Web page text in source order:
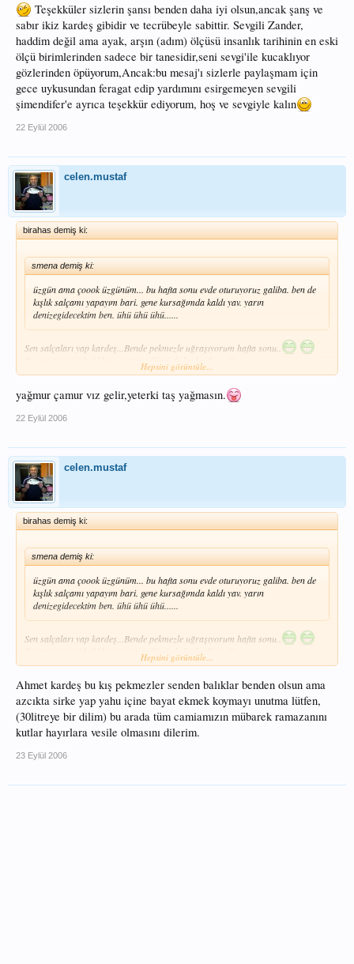
Teşekküler sizlerin şansı benden daha iyi olsun,ancak şanş ve
sabır ikiz kardeş gibidir ve tecrübeyle sabittir. Sevgili Zander,
haddim değil ama ayak, arşın (adım) ölçüsü insanlık tarihinin en eski
ölçü birimlerinden sadece bir tanesidir,seni sevgi'ile kucaklıyor
gözlerinden öpüyorum,Ancak:bu mesaj'ı sizlerle paylaşmam için
gece uykusundan feragat edip yardımını esirgemeyen sevgili
şimendifer'e ayrıca teşekkür ediyorum, hoş ve sevgiyle kalın
22 Eylül 2006
celen.mustaf
birahas demiş ki:
smena demiş ki:
üzgün ama çoook üzgünüm... bu hafta sonu evde oturuyoruz galiba. ben de
kışlık salçamı yapayım bari. gene kursağımda kaldı yav. yarın
denizegidecektim ben. ühü ühü ühü......
Sen salçaları yap kardeş...Bende pekmezle uğraşıyorum hafta sonu..
Pazartesi günü balıkları görünce ikimizde keşke diyeceğiz...
Balıkçı ne yağmur dinler ne çamur
Hepsini görüntüle...
yağmur çamur vız gelir,yeterki taş yağmasın.
22 Eylül 2006
celen.mustaf
birahas demiş ki:
smena demiş ki:
üzgün ama çoook üzgünüm... bu hafta sonu evde oturuyoruz galiba. ben de
kışlık salçamı yapayım bari. gene kursağımda kaldı yav. yarın
denizegidecektim ben. ühü ühü ühü......
Sen salçaları yap kardeş...Bende pekmezle uğraşıyorum hafta sonu..
Pazartesi günü balıkları görünce ikimizde keşke diyeceğiz...
Balıkçı ne yağmur dinler ne çamur
Hepsini görüntüle...
Ahmet kardeş bu kış pekmezler senden balıklar benden olsun ama
azcıkta sirke yap yahu içine bayat ekmek koymayı unutma lütfen,
(30litreye bir dilim) bu arada tüm camiamızın mübarek ramazanını
kutlar hayırlara vesile olmasını dilerim.
23 Eylül 2006